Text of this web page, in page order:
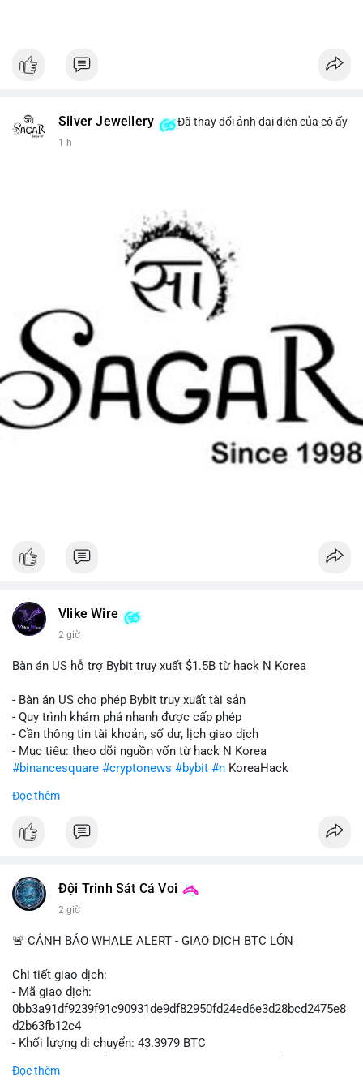
Silver Jewellery Đã thay đổi ảnh đại diện của cô ấy
1 h
Vlike Wire
2 giờ
Bàn án US hỗ trợ Bybit truy xuất $1.5B từ hack N Korea
- Bàn án US cho phép Bybit truy xuất tài sản
- Quy trình khám phá nhanh được cấp phép
- Cần thông tin tài khoản, số dư, lịch giao dịch
- Mục tiêu: theo dõi nguồn vốn từ hack N Korea
#binancesquare #cryptonews #bybit #n KoreaHack
$btc $eth
#vlikevn #titanbot
Đọc thêm
Đội Trinh Sát Cá Voi
2 giờ
🚨 CẢNH BÁO WHALE ALERT - GIAO DỊCH BTC LỚN
Chi tiết giao dịch:
- Mã giao dịch:
0bb3a91df9239f91c90931de9df82950fd24ed6e3d28bcd2475e8
d2b63fb12c4
- Khối lượng di chuyển: 43.3979 BTC
USD)
Đọc thêm